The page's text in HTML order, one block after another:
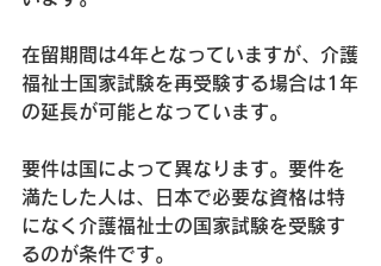
在留期間は4年となっていますが、介護
福祉士国家試験を再受験する場合は1年
の延長が可能となっています。
要件は国によって異なります。要件を
満たした人は、日本で必要な資格は特
になく介護福祉士の国家試験を受験す
るのが条件です。